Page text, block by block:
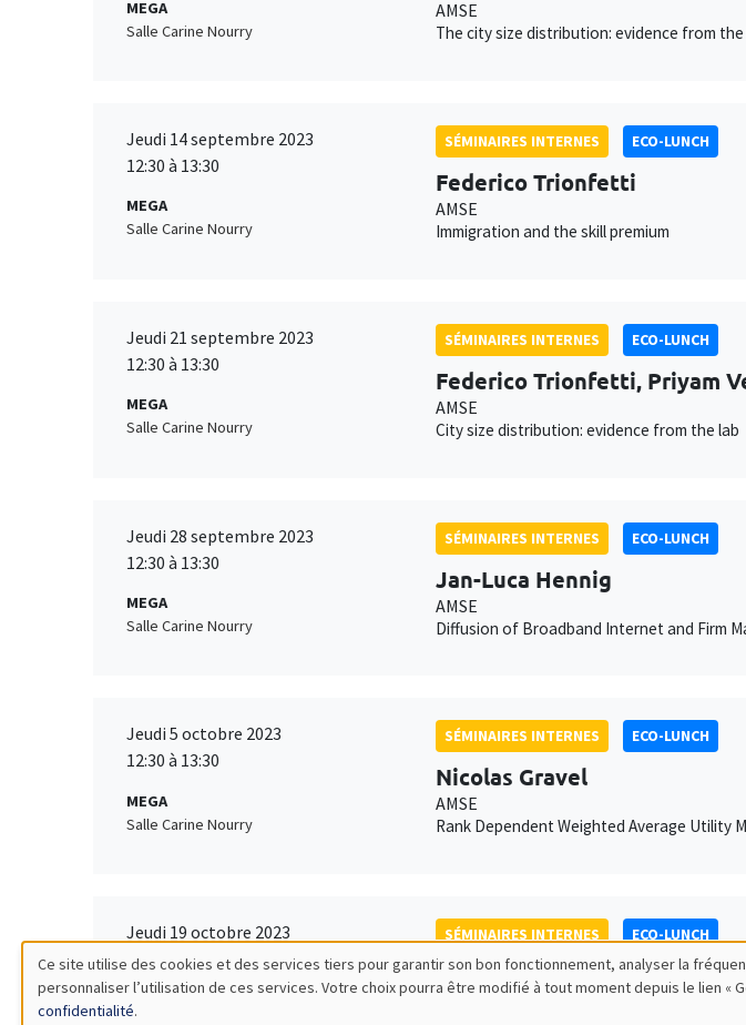
MEGA
Salle Carine Nourry
AMSE
The city size distribution: evidence from the
Jeudi 14 septembre 2023
12:30 à 13:30
MEGA
Salle Carine Nourry
SÉMINAIRES INTERNES ECO-LUNCH
Federico Trionfetti
AMSE
Immigration and the skill premium
Jeudi 21 septembre 2023
12:30 à 13:30
MEGA
Salle Carine Nourry
SÉMINAIRES INTERNES ECO-LUNCH
Federico Trionfetti, Priyam
AMSE
City size distribution: evidence from the lab
Jeudi 28 septembre 2023
12:30 à 13:30
MEGA
Salle Carine Nourry
SÉMINAIRES INTERNES ECO-LUNCH
Jan-Luca Hennig
AMSE
Diffusion of Broadband Internet and Firm
Jeudi 5 octobre 2023
12:30 à 13:30
MEGA
Salle Carine Nourry
SÉMINAIRES INTERNES ECO-LUNCH
Nicolas Gravel
AMSE
Rank Dependent Weighted Average Utility
Jeudi 19 octobre 2023
12:30 à 13:30
MEGA
SÉMINAIRES INTERNES ECO-LUNCH
Antoine Camous
Utilisation
Ce site utilise des cookies et des services tiers pour garantir son bon fonctionnement, analyser la
personnaliser l’utilisation de ces services. Votre choix pourra être modifié à tout moment depuis le lien
confidentialité.